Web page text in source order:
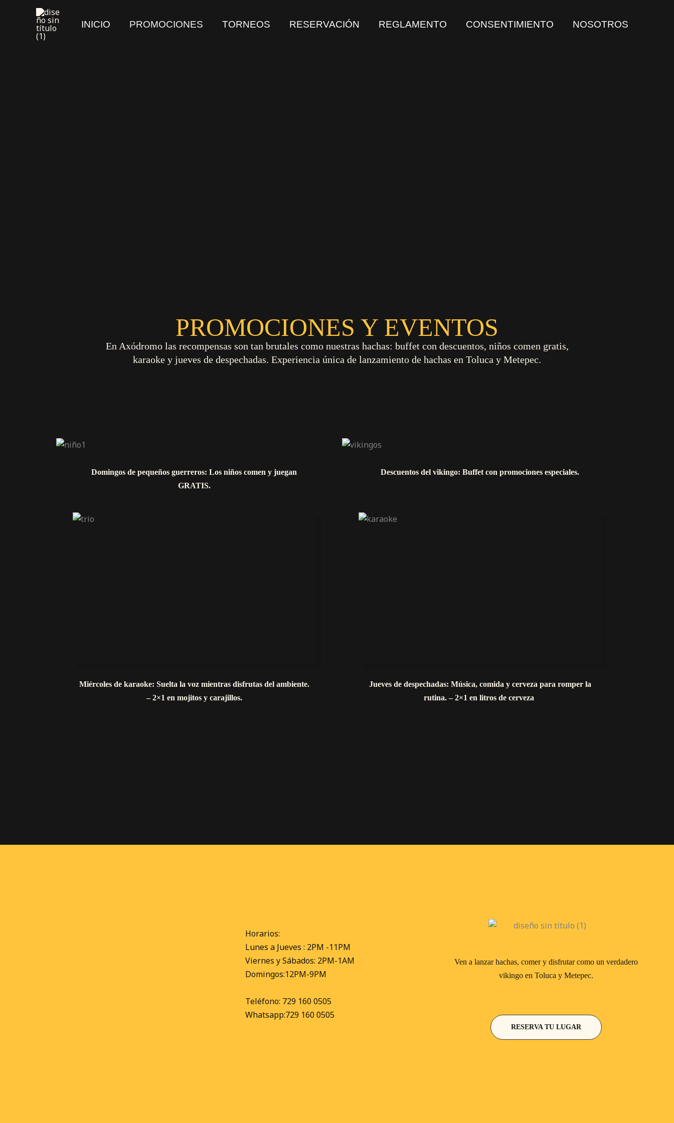
contenido
INICIO PROMOCIONES TORNEOS RESERVACIÓN REGLAMENTO CONSENTIMIENTO NOSOTROS
PROMOCIONES Y EVENTOS
En Axódromo las recompensas son tan brutales como nuestras hachas: buffet con descuentos, niños comen gratis,
karaoke y jueves de despechadas. Experiencia única de lanzamiento de hachas en Toluca y Metepec.
Domingos de pequeños guerreros: Los niños comen y juegan
GRATIS.
Miércoles de karaoke: Suelta la voz mientras disfrutas del ambiente.
– 2×1 en mojitos y carajillos.
Descuentos del vikingo: Buffet con promociones especiales.
Jueves de despechadas: Música, comida y cerveza para romper la
rutina. – 2×1 en litros de cerveza
Horarios:
Lunes a Jueves : 2PM -11PM
Viernes y Sábados: 2PM-1AM
Domingos:12PM-9PM
Teléfono: 729 160 0505
Whatsapp:729 160 0505
Ven a lanzar hachas, comer y disfrutar como un verdadero
vikingo en Toluca y Metepec.
RESERVA TU LUGAR